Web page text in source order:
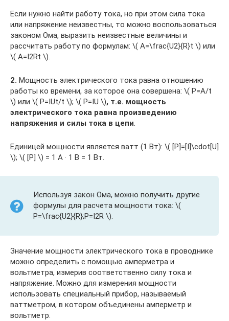
Если нужно найти работу тока, но при этом сила тока
или напряжение неизвестны, то можно воспользоваться
законом Ома, выразить неизвестные величины и
рассчитать работу по формулам: ​\( A=\frac{U2}{R}t \)​ или ​
\( A=I2Rt \)​.
2. Мощность электрического тока равна отношению
работы ко времени, за которое она совершена: ​\( P=A/t
\)​ или ​\( P=IUt/t \)​; ​\( P=IU \)​, т.е. мощность
электрического тока равна произведению
напряжения и силы тока в цепи.
Единицей мощности является ватт (1 Вт): ​\( [P]=[I]\cdot[U]
\)​; ​\( [P] \)​ = 1 А · 1 В = 1 Вт.
Используя закон Ома, можно получить другие
формулы для расчета мощности тока: ​\(
P=\frac{U2}{R};P=I2R \)​.
Значение мощности электрического тока в проводнике
можно определить с помощью амперметра и
вольтметра, измерив соответственно силу тока и
напряжение. Можно для измерения мощности
использовать специальный прибор, называемый
ваттметром, в котором объединены амперметр и
вольтметр.